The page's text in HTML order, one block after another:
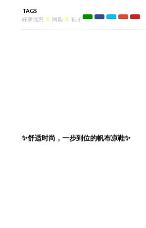
TAGS
好康优惠 X 网购 X 鞋子
✨舒适时尚，一步到位的帆布凉鞋✨